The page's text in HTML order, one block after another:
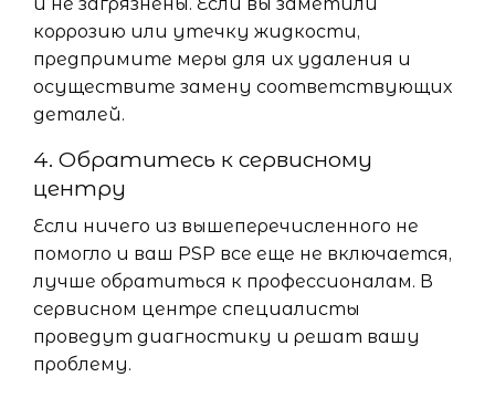
коррозию или утечку жидкости,
предпримите меры для их удаления и
осуществите замену соответствующих
деталей.
4. Обратитесь к сервисному
центру
Если ничего из вышеперечисленного не
помогло и ваш PSP все еще не включается,
лучше обратиться к профессионалам. В
сервисном центре специалисты
проведут диагностику и решат вашу
проблему.